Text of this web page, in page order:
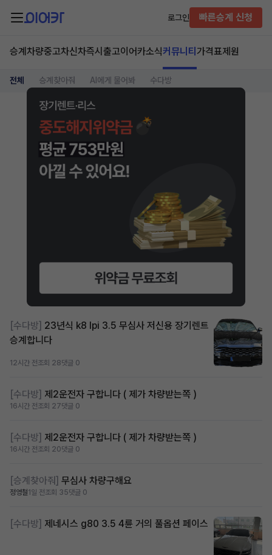
로그인 빠른승계 신청
승계차량중고차신차즉시출고이어카소식커뮤니티 가격표제원
전체 승계찾아줘 AI에게 물어봐 수다방
[수다방] 23년식 k8 lpi 3.5 무심사 저신용 장기렌트
승계합니다
12시간 전조회 28댓글 0
[수다방] 제2운전자 구합니다 ( 제가 차량받는쪽 )
16시간 전조회 27댓글 0
[수다방] 제2운전자 구합니다 ( 제가 차량받는쪽 )
16시간 전조회 20댓글 0
[승계찾아줘] 무심사 차량구해요
정영철1일 전조회 35댓글 0
[수다방] 제네시스 g80 3.5 4륜 거의 풀옵션 페이스